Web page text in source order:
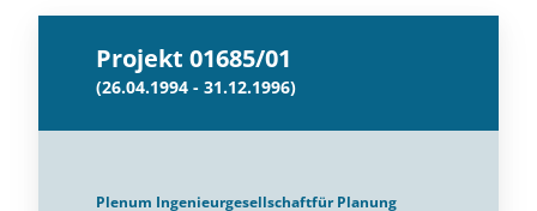
Projekt 01685/01
(26.04.1994 - 31.12.1996)
Plenum Ingenieurgesellschaftfür Planung